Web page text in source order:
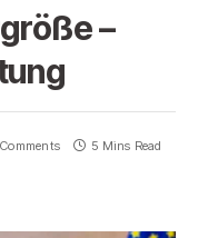
–
5 Mins Read